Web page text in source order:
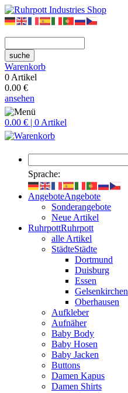
suche
Warenkorb
0 Artikel
0.00 €
ansehen
0.00 € | 0 Artikel
Sprache:
AngeboteAngebote
Sonderangebote
Neue Artikel
RuhrpottRuhrpott
alle Artikel
StädteStädte
Dortmund
Duisburg
Essen
Gelsenkirchen
Oberhausen
Aufkleber
Aufnäher
Baby Body
Baby Hosen
Baby Jacken
Buttons
Damen Kapus
Damen Shirts